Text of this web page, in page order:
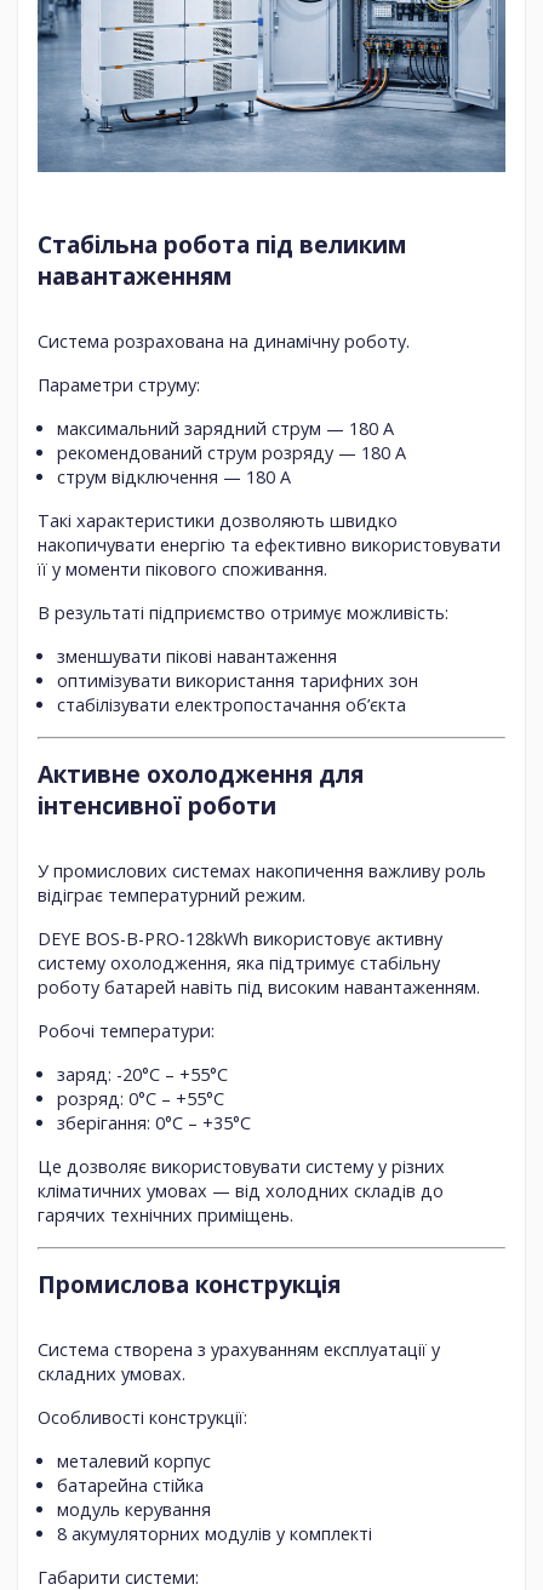
Стабільна робота під великим
навантаженням
Система розрахована на динамічну роботу.
Параметри струму:
максимальний зарядний струм — 180 A
рекомендований струм розряду — 180 A
струм відключення — 180 A
Такі характеристики дозволяють швидко
накопичувати енергію та ефективно використовувати
її у моменти пікового споживання.
В результаті підприємство отримує можливість:
зменшувати пікові навантаження
оптимізувати використання тарифних зон
стабілізувати електропостачання об’єкта
Активне охолодження для
інтенсивної роботи
У промислових системах накопичення важливу роль
відіграє температурний режим.
DEYE BOS-B-PRO-128kWh використовує активну
систему охолодження, яка підтримує стабільну
роботу батарей навіть під високим навантаженням.
Робочі температури:
заряд: -20°C – +55°C
розряд: 0°C – +55°C
зберігання: 0°C – +35°C
Це дозволяє використовувати систему у різних
кліматичних умовах — від холодних складів до
гарячих технічних приміщень.
Промислова конструкція
Система створена з урахуванням експлуатації у
складних умовах.
Особливості конструкції:
металевий корпус
батарейна стійка
модуль керування
8 акумуляторних модулів у комплекті
Габарити системи: